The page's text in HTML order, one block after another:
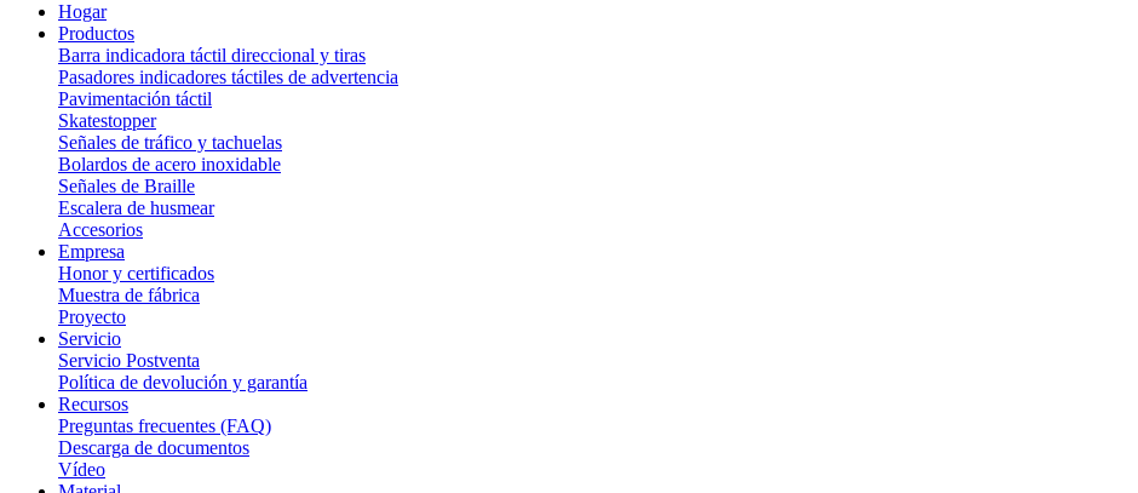
Hogar
Productos
Barra indicadora táctil direccional y tiras
Pasadores indicadores táctiles de advertencia
Pavimentación táctil
Skatestopper
Señales de tráfico y tachuelas
Bolardos de acero inoxidable
Señales de Braille
Escalera de husmear
Accesorios
Empresa
Honor y certificados
Muestra de fábrica
Proyecto
Servicio
Servicio Postventa
Política de devolución y garantía
Recursos
Preguntas frecuentes (FAQ)
Descarga de documentos
Vídeo